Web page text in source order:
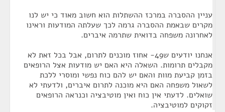
עניין ההסברה במרכז ההשתלות הוא חשוב מאוד כי יש לנו
מקרים שבאמת ההסברה גרמה לכך שעלתה המודעות וראינו
לאחרונה משפחה בדואית שתרמה איברים.
אנחנו יודעים ש49- אחוז מוכנים לתרום, אבל בכל זאת לא
מקבלים תרומות. השאלה היא האם יש מודעות אצל הרופאים
בזמן קביעת מוות והאם יש להם כוח נפשי ומוסרי ללכת
לשאול משפחה האם היא מוכנה לתרום איברים, ולדעתי לא
שואלים. לדעתי אין כוח ואין מוטיבציה וכנראה הרופאים
זקוקים למוטיבציה.